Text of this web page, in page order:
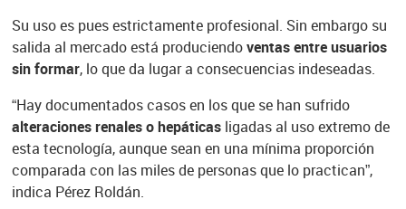
Su uso es pues estrictamente profesional. Sin embargo su
salida al mercado está produciendoventas entre usuarios
sin formar, lo que da lugar a consecuencias indeseadas.
“Haydocumentados casos en los que se han sufrido
alteraciones renales o hepáticasligadas al uso extremo de
esta tecnología, aunque sean en una mínima proporción
comparada con las miles de personas que lo practican”,
indica Pérez Roldán.